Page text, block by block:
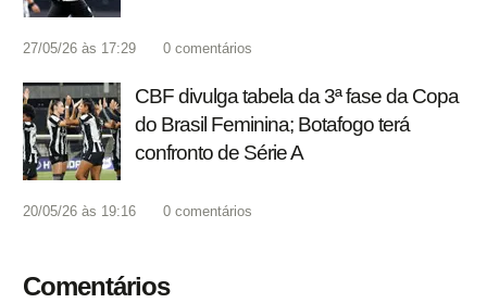
27/05/26 às 17:29 0 comentários
CBF divulga tabela da 3ª fase da Copa
do Brasil Feminina; Botafogo terá
confronto de Série A
20/05/26 às 19:16 0 comentários
Comentários